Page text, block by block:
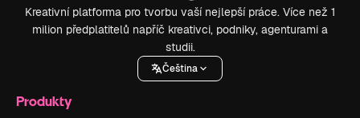
Kreativní platforma pro tvorbu vaší nejlepší práce. Více než 1
milion předplatitelů napříč kreativci, podniky, agenturami a
studii.
Čeština
Produkty